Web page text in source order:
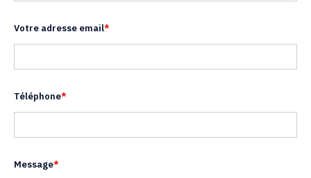
Votre adresse email*
Téléphone*
Message*